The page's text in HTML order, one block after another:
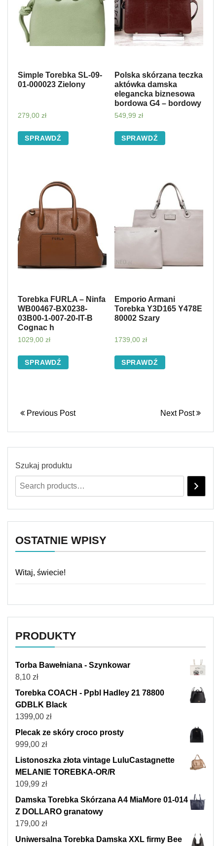
Simple Torebka SL-09-
01-000023 Zielony
279,00 zł
SPRAWDŹ
Polska skórzana teczka
aktówka damska
elegancka biznesowa
bordowa G4 – bordowy
549,99 zł
SPRAWDŹ
Torebka FURLA – Ninfa
WB00467-BX0238-
03B00-1-007-20-IT-B
Cognac h
1029,00 zł
SPRAWDŹ
Emporio Armani
Torebka Y3D165 Y478E
80002 Szary
1739,00 zł
SPRAWDŹ
Previous Post Next Post
Szukaj produktu
OSTATNIE WPISY
Witaj, świecie!
PRODUKTY
Torba Bawełniana - Szynkowar
8,10 zł
Torebka COACH - Ppbl Hadley 21 78800
GDBLK Black
1399,00 zł
Plecak ze skóry croco prosty
999,00 zł
Listonoszka złota vintage LuluCastagnette
MELANIE TOREBKA-OR/R
109,99 zł
Damska Torebka Skórzana A4 MiaMore 01-014
Z DOLLARO granatowy
179,00 zł
Uniwersalna Torebka Damska XXL firmy Bee